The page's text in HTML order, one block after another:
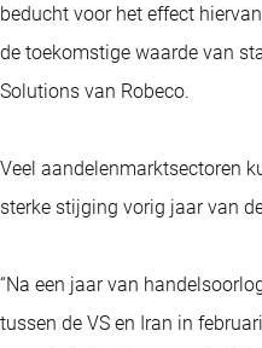
beducht voor het effect
de toekomstige waarde van
Solutions van Robeco.
Veel aandelenmarktsectoren
sterke stijging vorig jaar van
“Na een jaar van
tussen de VS en Iran in